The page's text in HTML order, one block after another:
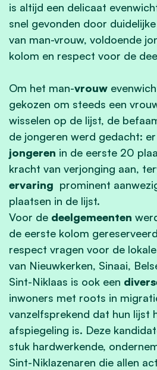
is altijd een delicaat
snel gevonden door
van man-vrouw, voldoende
kolom en respect voor de
Om het man-vrouw
gekozen om steeds een
wisselen op de lijst, de
de jongeren werd gedacht:
jongeren in de eerste 20
kracht van verjonging aan,
ervaring prominent
plaatsen in de lijst.
Voor de deelgemeenten
de eerste kolom
respect vragen voor de
van Nieuwkerken, Sinaai,
Sint-Niklaas is ook een
inwoners met roots in
vanzelfsprekend dat hun lijst
afspiegeling is. Deze
stuk hardwerkende,
Sint-Niklazenaren die allen